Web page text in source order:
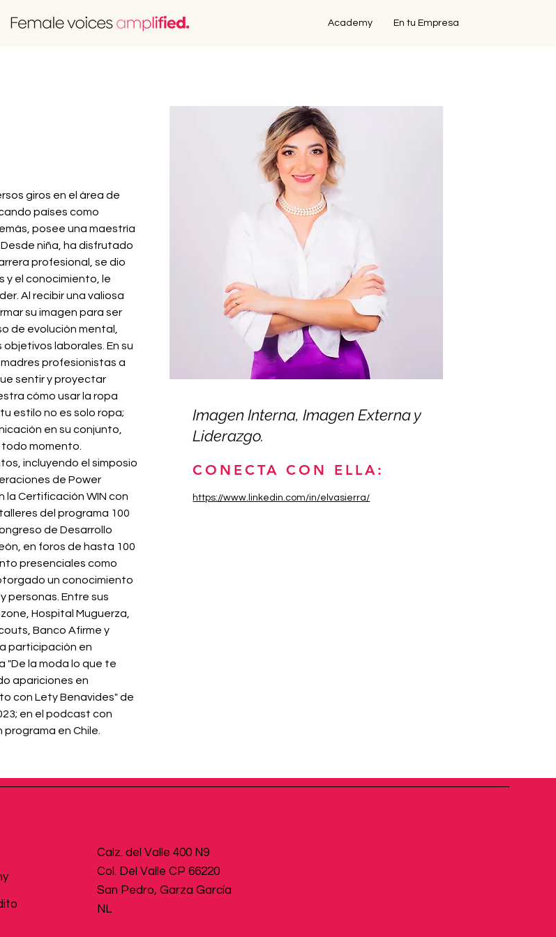
Academy En tu Empresa
giros en el área de
países como
posee una maestría
Desde niña, ha disfrutado
profesional, se dio
y el conocimiento, le
Al recibir una valiosa
su imagen para ser
de evolución mental,
laborales. En su
profesionistas a
sentir y proyectar
cómo usar la ropa
estilo no es solo ropa;
en su conjunto,
momento.
incluyendo el simposio
de Power
la Certificación WIN con
del programa 100
de Desarrollo
en foros de hasta 100
presenciales como
un conocimiento
personas. Entre sus
Hospital Muguerza,
Banco Afirme y
participación en
"De la moda lo que te
apariciones en
con Lety Benavides" de
en el podcast con
un programa en Chile.
Imagen Interna, Imagen Externa y
Liderazgo.
CONECTA CON ELLA:
https://www.linkedin.com/in/elvasierra/
Calz. del Valle 400 N9
Col. Del Valle CP 66220
San Pedro, Garza García
NL